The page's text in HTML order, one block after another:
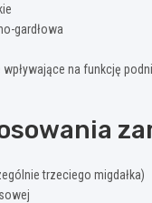
gardłowa
na funkcję
trzeciego migdałka)